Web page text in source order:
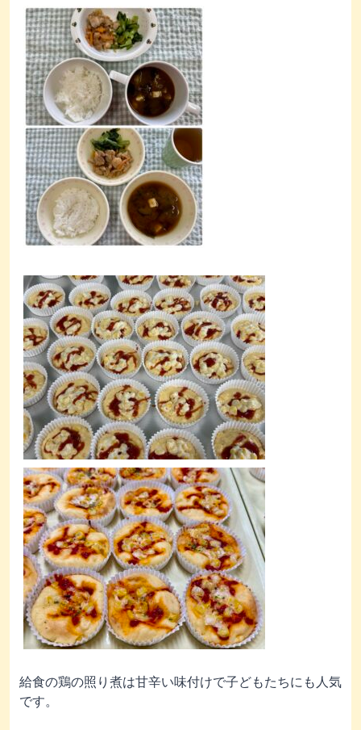
給食の鶏の照り煮は甘辛い味付けで子どもたちにも人気
です。